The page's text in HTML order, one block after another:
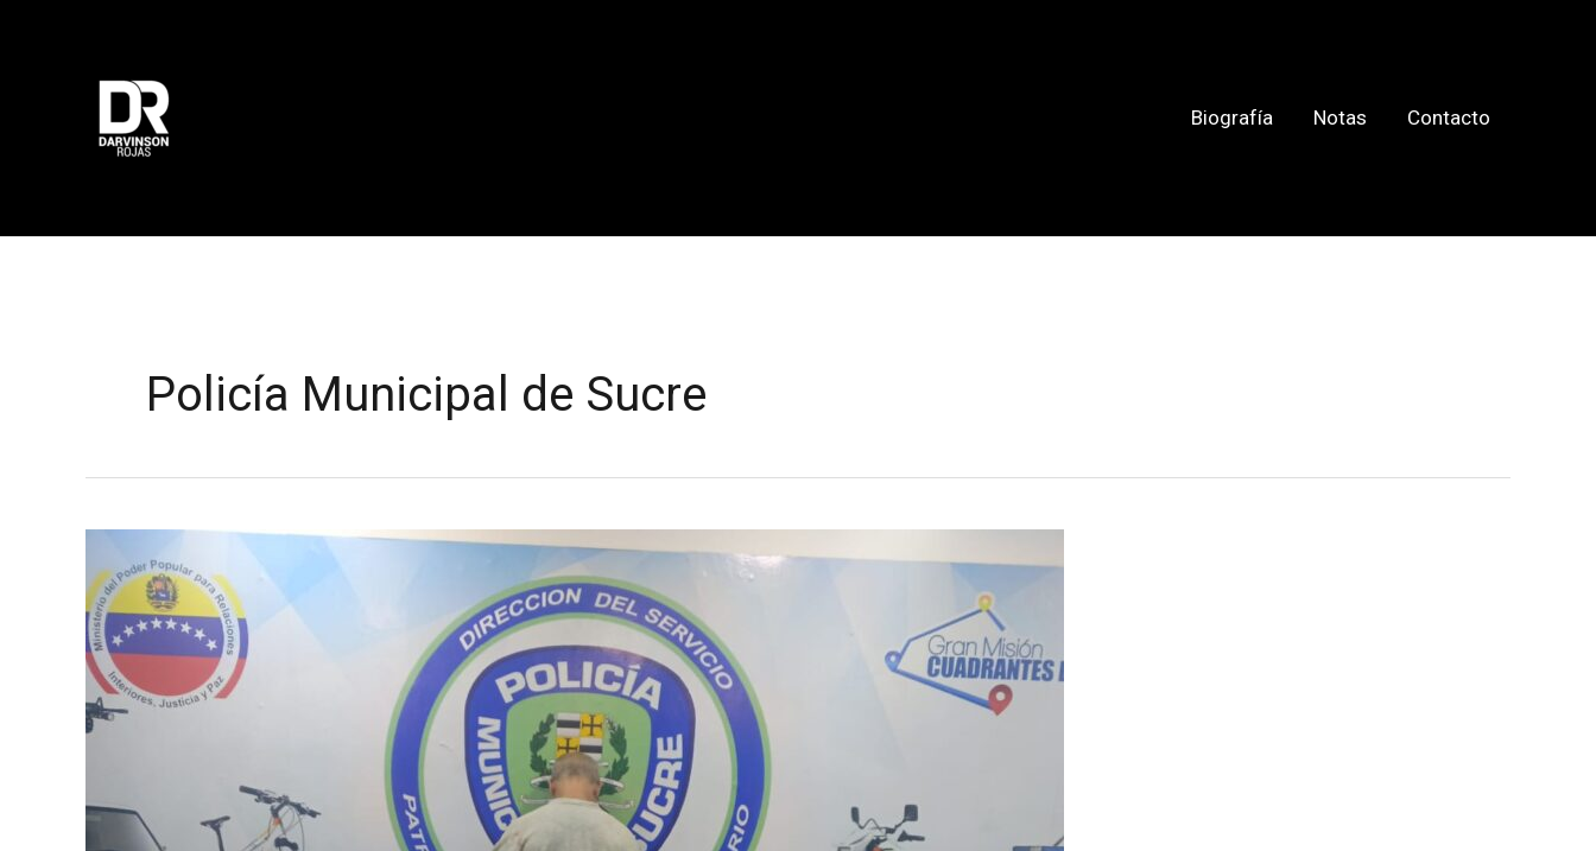
Biografía
Notas Contacto
Policía Municipal de Sucre